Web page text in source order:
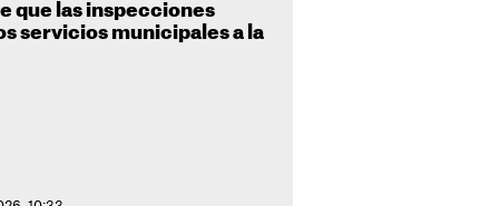
que las inspecciones
servicios municipales a la